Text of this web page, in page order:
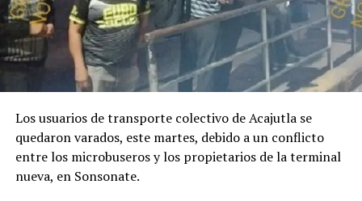
Los usuarios de transporte colectivo de Acajutla se
quedaron varados, este martes, debido a un conflicto
entre los microbuseros y los propietarios de la terminal
nueva, en Sonsonate.